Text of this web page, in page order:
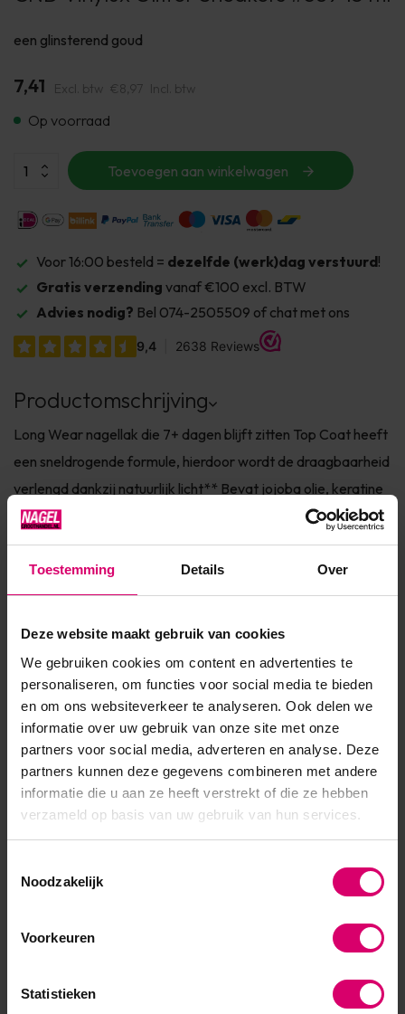
Toestemming Details Over
Deze website maakt gebruik van cookies
We gebruiken cookies om content en advertenties te
personaliseren, om functies voor social media te bieden
en om ons websiteverkeer te analyseren. Ook delen we
informatie over uw gebruik van onze site met onze
partners voor social media, adverteren en analyse. Deze
partners kunnen deze gegevens combineren met andere
informatie die u aan ze heeft verstrekt of die ze hebben
verzameld op basis van uw gebruik van hun services.
Noodzakelijk
Voorkeuren
Statistieken
een glinsterend goud
7,41 Excl. btw €8,97 Incl. btw
Op voorraad
Toevoegen aan winkelwagen
Voor 16:00 besteld = dezelfde (werk)dag verstuurd!
Gratis verzending vanaf €100 excl. BTW
Advies nodig? Bel 074-2505509 of chat met ons
Productomschrijving
Long Wear nagellak die 7+ dagen blijft zitten Top Coat heeft
een sneldrogende formule, hierdoor wordt de draagbaarheid
verlengd dankzij natuurlijk licht** Bevat jojoba olie, keratine
en vitamine E voor de verzorging van de nagel Dierproefvrij
& 7Free* Verkrijgbaar in 150+ fashionkleurenIngrediënten* 7
Free: vrij van Parabenen, Formaldehyde, Toluen...
Product specificaties
EAN 639370009421